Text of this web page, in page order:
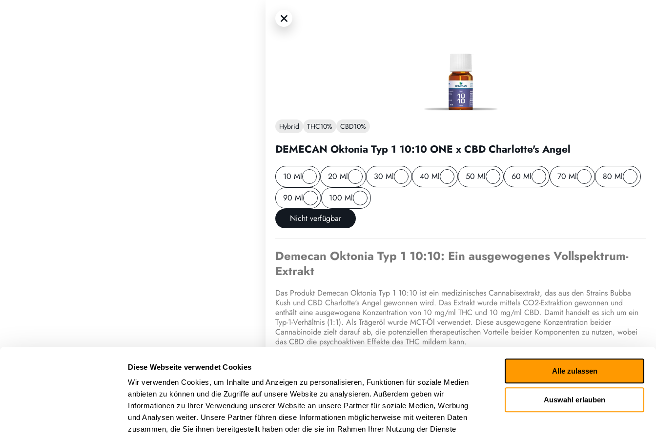
Diese Webseite verwendet Cookies
Wir verwenden Cookies, um Inhalte und Anzeigen zu personalisieren, Funktionen für soziale Medien
anbieten zu können und die Zugriffe auf unsere Website zu analysieren. Außerdem geben wir
Informationen zu Ihrer Verwendung unserer Website an unsere Partner für soziale Medien, Werbung
und Analysen weiter. Unsere Partner führen diese Informationen möglicherweise mit weiteren Daten
zusammen, die Sie ihnen bereitgestellt haben oder die sie im Rahmen Ihrer Nutzung der Dienste
Alle zulassen
Auswahl erlauben
Hybrid THC10% CBD10%
DEMECAN Oktonia Typ 1 10:10 ONE x CBD Charlotte's Angel
10 Ml 20 Ml 30 Ml 40 Ml 50 Ml 60 Ml 70 Ml
80 Ml
90 Ml
100 Ml
Nicht verfügbar
Demecan Oktonia Typ 1 10:10: Ein ausgewogenes Vollspektrum-
Extrakt
Das Produkt Demecan Oktonia Typ 1 10:10 ist ein medizinisches Cannabisextrakt, das aus den Strains Bubba
Kush und CBD Charlotte's Angel gewonnen wird. Das Extrakt wurde mittels CO2-Extraktion gewonnen und
enthält eine ausgewogene Konzentration von 10 mg/ml THC und 10 mg/ml CBD. Damit handelt es sich um ein
Typ-1-Verhältnis (1:1). Als Trägeröl wurde MCT-Öl verwendet. Diese ausgewogene Konzentration beider
Cannabinoide zielt darauf ab, die potenziellen therapeutischen Vorteile beider Komponenten zu nutzen, wobei
das CBD die psychoaktiven Effekte des THC mildern kann.
Cannabisextrakte werden mittels einer dosierten Pipette unter die Zunge gegeben (sublinguale Anwendung). Die
genaue Tropfendosis muss individuell auf die Konzentration des Wirkstoffs im Extrakt und die Symptome des
Patienten abgestimmt werden. Um die optimale therapeutische Wirkung zu erzielen, sollte die Behandlung immer
mit einer niedrigen Dosierung starten und im Verlauf mehrerer Wochen allmählich gesteigert werden, bis die
individuell passende Tropfenmenge gefunden ist (Titration).